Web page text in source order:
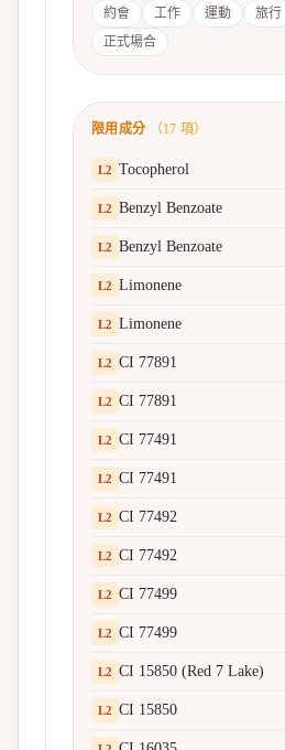
約會 工作 運動 旅行
正式場合
限用成分 （17 項）
L2 Tocopherol
L2 Benzyl Benzoate
L2 Benzyl Benzoate
L2 Limonene
L2 Limonene
L2 CI 77891
L2 CI 77891
L2 CI 77491
L2 CI 77491
L2 CI 77492
L2 CI 77492
L2 CI 77499
L2 CI 77499
L2 CI 15850 (Red 7 Lake)
L2 CI 15850